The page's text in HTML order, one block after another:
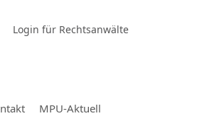
Login für Rechtsanwälte
MPU-Aktuell